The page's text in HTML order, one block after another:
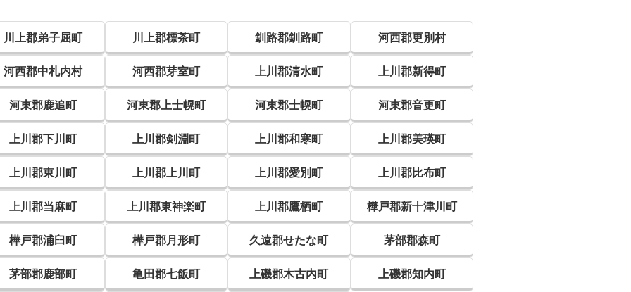
川上郡弟子屈町 川上郡標茶町 釧路郡釧路町 河西郡更別村
河西郡中札内村 河西郡芽室町 上川郡清水町 上川郡新得町
河東郡鹿追町 河東郡上士幌町 河東郡士幌町 河東郡音更町
上川郡下川町 上川郡剣淵町 上川郡和寒町 上川郡美瑛町
上川郡東川町 上川郡上川町 上川郡愛別町 上川郡比布町
上川郡当麻町 上川郡東神楽町 上川郡鷹栖町 樺戸郡新十津川町
樺戸郡浦臼町 樺戸郡月形町 久遠郡せたな町 茅部郡森町
茅部郡鹿部町 亀田郡七飯町 上磯郡木古内町 上磯郡知内町